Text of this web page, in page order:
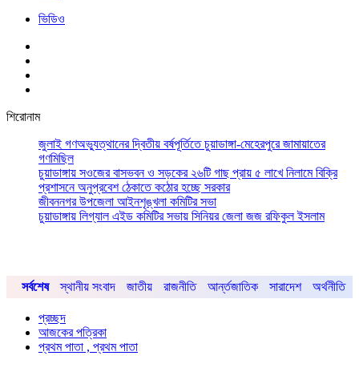
ভিডিও
শিরোনাম
জুলাই গণঅভ্যুত্থানের দ্বিতীয় বর্ষপূর্তিতে চুয়াডাঙ্গা-মেহেরপুরে জামায়াতের
গণমিছিল
চুয়াডাঙ্গায় সওজের বাসভবন ও সড়কের ২৬টি গাছ প্রায় ৫ লাখে নিলামে বিক্রি
প্রশাসনে অনুপ্রবেশ ঠেকাতে কঠোর হচ্ছে সরকার
জীবননগর উপজেলা আইনশৃঙ্খলা কমিটির সভা
চুয়াডাঙ্গায় লিগ্যাল এইড কমিটির সভায় সিনিয়র জেলা জজ রফিকুল ইসলাম
সর্বশেষ স্থানীয় সংবাদ জাতীয় রাজনীতি আর্ন্তজাতিক সারাদেশ অর্থনীতি
প্রচ্ছদ
আজকের পত্রিকা
প্রথম পাতা , প্রথম পাতা